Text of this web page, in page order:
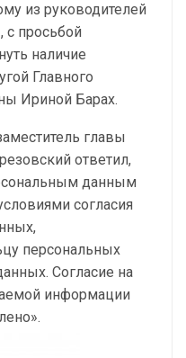
из руководителей
с просьбой
наличие
Главного
Ириной Барах.
главы
ответил,
данным
согласия
персональных
Согласие на
информации